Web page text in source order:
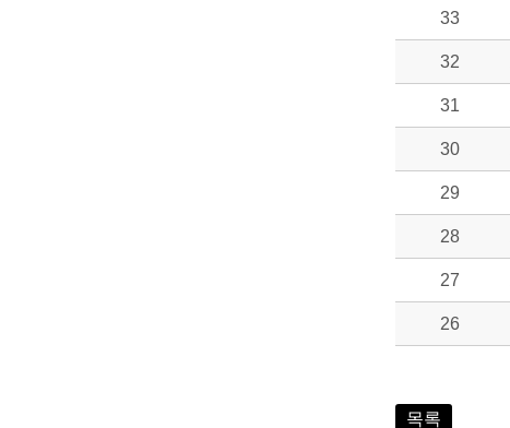
33
32
31
30
29
28
27
26
목록